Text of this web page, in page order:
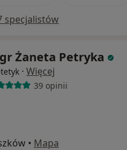
specjalistów
Żaneta Petryka
· Więcej
39 opinii
• Mapa